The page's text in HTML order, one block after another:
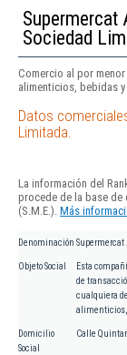
Supermercat
Sociedad
Comercio al por
alimenticios, bebidas
Datos
Limitada.
La información del
procede de la base de
(S.M.E.). Más
Denominación Supermercat
Objeto Social
Esta
de
cualquiera
alimenticios,
Domicilio
Social
Calle